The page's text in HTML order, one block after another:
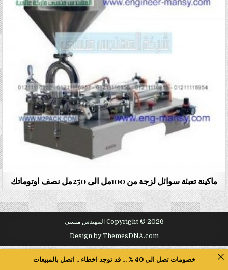
ماكينة تعبئة سوائل لزجة من 100مل الى 250مل نصف اوتوماتك
Copyright © 2026 المهندس منسي
Design by ThemesDNA.com
خصومات تصل الى 40 % ... قد توجد اخطاء .. اتصل بالمبيعات